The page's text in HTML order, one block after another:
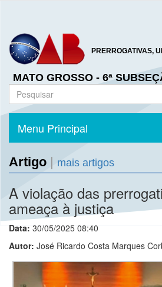
PRERROGATIVAS,
MATO GROSSO - 6ª
Menu Principal
Artigo mais artigos
A violação das
ameaça à justiça
Data: 30/05/2025 08:40
Autor: José Ricardo Costa Marques